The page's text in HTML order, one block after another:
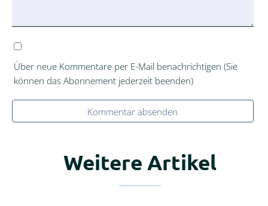
Über neue Kommentare per E-Mail benachrichtigen (Sie
können das Abonnement jederzeit beenden)
Kommentar absenden
Weitere Artikel